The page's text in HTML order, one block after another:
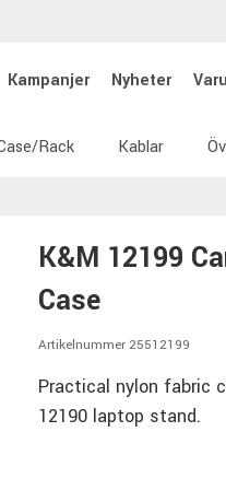
Kampanjer Nyheter
Rack Kablar
K&M 12199
Case
Artikelnummer 25512199
Practical nylon fabric
12190 laptop stand.